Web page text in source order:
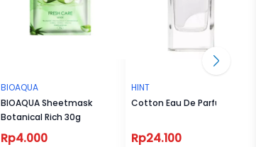
BIOAQUA
BIOAQUA Sheetmask
Botanical Rich 30g
Rp4.000
HINT
Cotton Eau De Parfum
Rp24.100